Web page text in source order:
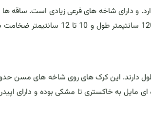
تا 10 متر می توانند رشد کنند. هر ساقه بندبند بوده که هر بند آن می تواند 30 تا 120 سانتیمتر
مایل به خاکستری تا مشکی بوده و دارای